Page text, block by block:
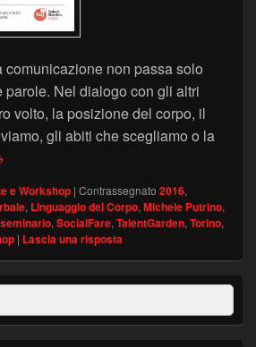
non passa solo
parole. Nel dialogo con gli altri
volto, la posizione del corpo, il
gli abiti che scegliamo o la
“Il linguaggio del corpo per il
e Workshop | Contrassegnato 2016,
, Linguaggio del Corpo,Michele Putrino,
seminario,SocialFare,TalentGarden,Torino,
| Lascia una risposta